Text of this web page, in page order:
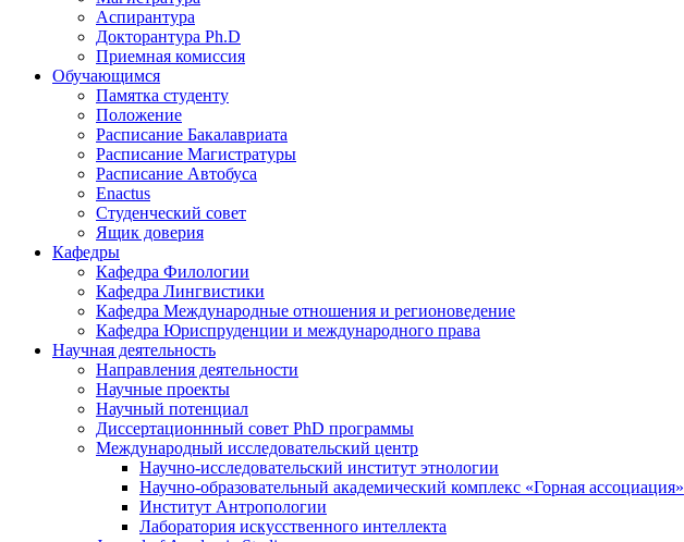
Аспирантура
Докторантура Ph.D
Приемная комиссия
Обучающимся
Памятка студенту
Положение
Расписание Бакалавриата
Расписание Магистратуры
Расписание Автобуса
Enactus
Студенческий совет
Ящик доверия
Кафедры
Кафедра Филологии
Кафедра Лингвистики
Кафедра Международные отношения и регионоведение
Кафедра Юриспруденции и международного права
Научная деятельность
Направления деятельности
Научные проекты
Научный потенциал
Диссертационнный совет PhD программы
Международный исследовательский центр
Научно-исследовательский институт этнологии
Научно-образовательный академический комплекс «Горная ассоциация»
Институт Антропологии
Лаборатория искусственного интеллекта